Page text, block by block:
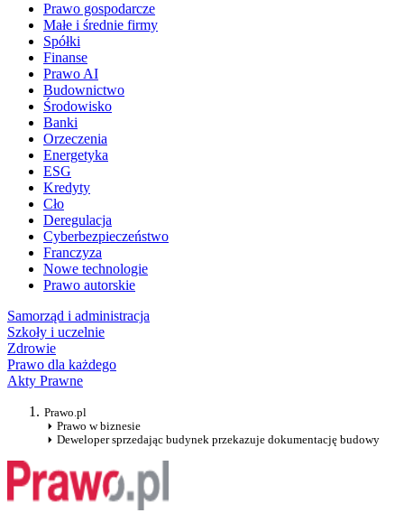
Prawo gospodarcze
Małe i średnie firmy
Spółki
Finanse
Prawo AI
Budownictwo
Środowisko
Banki
Orzeczenia
Energetyka
ESG
Kredyty
Cło
Deregulacja
Cyberbezpieczeństwo
Franczyza
Nowe technologie
Prawo autorskie
Samorząd i administracja
Szkoły i uczelnie
Zdrowie
Prawo dla każdego
Akty Prawne
Prawo.pl
Prawo w biznesie
Deweloper sprzedając budynek przekazuje dokumentację budowy